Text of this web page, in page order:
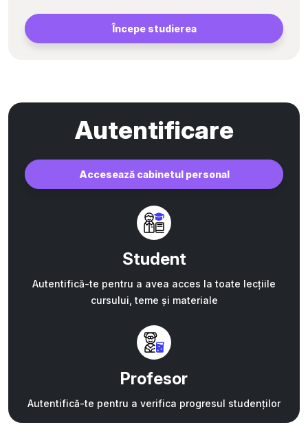
Începe studierea
Autentificare
Accesează cabinetul personal
Student
Autentifică-te pentru a avea acces la toate lecțiile
cursului, teme și materiale
Profesor
Autentifică-te pentru a verifica progresul studenților